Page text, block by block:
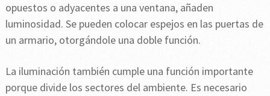
opuestos o adyacentes a una ventana, añaden
luminosidad. Se pueden colocar espejos en las puertas de
un armario, otorgándole una doble función.
La iluminación también cumple una función importante
porque divide los sectores del ambiente. Es necesario